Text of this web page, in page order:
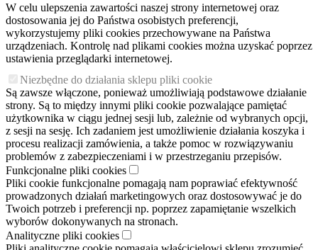
W celu ulepszenia zawartości naszej strony internetowej oraz
dostosowania jej do Państwa osobistych preferencji,
wykorzystujemy pliki cookies przechowywane na Państwa
urządzeniach. Kontrolę nad plikami cookies można uzyskać poprzez
ustawienia przeglądarki internetowej.
Niezbędne do działania sklepu pliki cookie
Są zawsze włączone, ponieważ umożliwiają podstawowe działanie
strony. Są to między innymi pliki cookie pozwalające pamiętać
użytkownika w ciągu jednej sesji lub, zależnie od wybranych opcji,
z sesji na sesję. Ich zadaniem jest umożliwienie działania koszyka i
procesu realizacji zamówienia, a także pomoc w rozwiązywaniu
problemów z zabezpieczeniami i w przestrzeganiu przepisów.
Funkcjonalne pliki cookies
Pliki cookie funkcjonalne pomagają nam poprawiać efektywność
prowadzonych działań marketingowych oraz dostosowywać je do
Twoich potrzeb i preferencji np. poprzez zapamiętanie wszelkich
wyborów dokonywanych na stronach.
Analityczne pliki cookies